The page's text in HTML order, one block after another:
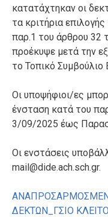
κατατάχτηκαν οι
τα κριτήρια
παρ.1 του άρθρου 32
προέκυψε μετά την
το Τοπικό Συμβούλιο
Οι υποψήφιοι/ες
ένσταση κατά του
3/09/2025 έως
Οι ενστάσεις
mail@dide.ach.sch.gr.
ΔΕΚΤΩΝ_ΓΣΙΟ